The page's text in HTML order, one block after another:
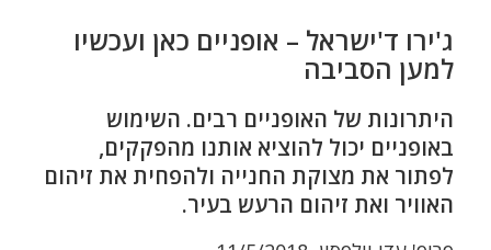
ג'ירו ד'ישראל – אופניים כאן ועכשיו
למען הסביבה
היתרונות של האופניים רבים. השימוש
באופניים יכול להוציא אותנו מהפקקים,
לפתור את מצוקת החנייה ולהפחית את זיהום
האוויר ואת זיהום הרעש בעיר.